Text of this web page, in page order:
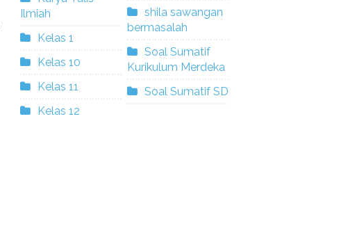
Ilmiah
Kelas 1
Kelas 10
Kelas 11
Kelas 12
shila sawangan
bermasalah
Soal Sumatif
Kurikulum Merdeka
Soal Sumatif SD